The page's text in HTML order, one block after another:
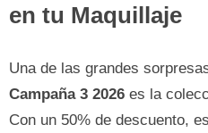
en tu Maquillaje
Una de las grandes
Campaña 3 2026 es la
Con un 50% de descuento,